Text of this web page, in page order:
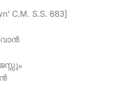
C.M. S.S. 883]